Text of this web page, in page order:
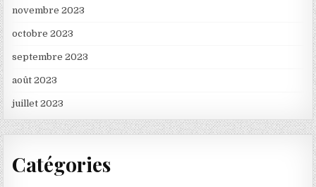
novembre 2023
octobre 2023
septembre 2023
août 2023
juillet 2023
Catégories